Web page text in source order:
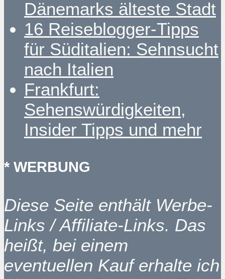
Dänemarks älteste Stadt
16 Reiseblogger-Tipps
für Süditalien: Sehnsucht
nach Italien
Frankfurt:
Sehenswürdigkeiten,
Insider Tipps und mehr
* WERBUNG
Diese Seite enthält Werbe-
Links / Affiliate-Links. Das
heißt, bei einem
eventuellen Kauf erhalte ich